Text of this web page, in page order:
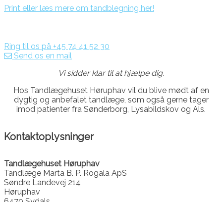
Print eller læs mere om tandblegning her!
Ring til os på +45 74 41 52 30
Send os en mail
Vi sidder klar til at hjælpe dig.
Hos Tandlægehuset Høruphav vil du blive mødt af en
dygtig og anbefalet tandlæge, som også gerne tager
imod patienter fra Sønderborg, Lysabildskov og Als.
Kontaktoplysninger
Tandlægehuset Høruphav
Tandlæge Marta B. P. Rogala ApS
Søndre Landevej 214
Høruphav